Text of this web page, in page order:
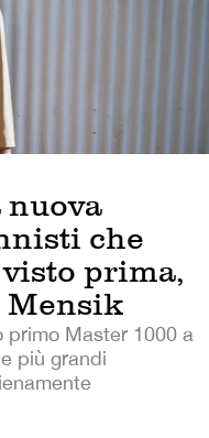
nuova
che
prima,
Mensik
primo Master 1000 a
più grandi